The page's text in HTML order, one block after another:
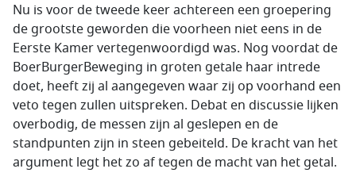
Nu is voor de tweede keer achtereen een groepering
de grootste geworden die voorheen niet eens in de
Eerste Kamer vertegenwoordigd was. Nog voordat de
BoerBurgerBeweging in groten getale haar intrede
doet, heeft zij al aangegeven waar zij op voorhand een
veto tegen zullen uitspreken. Debat en discussie lijken
overbodig, de messen zijn al geslepen en de
standpunten zijn in steen gebeiteld. De kracht van het
argument legt het zo af tegen de macht van het getal.